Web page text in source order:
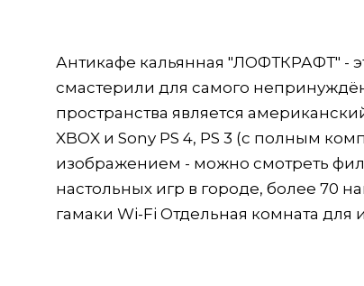
Антикафе кальянная "ЛОФТКРАФТ" -
смастерили для самого
пространства является
XBOX и Sony PS 4, PS 3 (с полным
изображением - можно смотреть
настольных игр в городе, более 70
гамаки Wi-Fi Отдельная комната